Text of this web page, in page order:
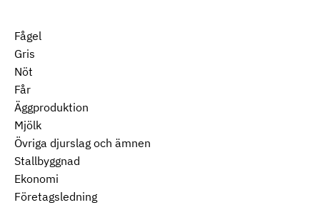
Fågel
Gris
Nöt
Får
Äggproduktion
Mjölk
Övriga djurslag och ämnen
Stallbyggnad
Ekonomi
Företagsledning